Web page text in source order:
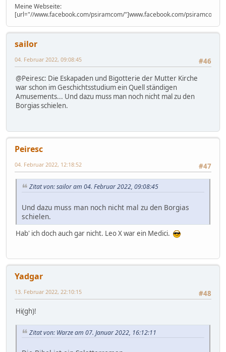
Meine Webseite:
[url="//www.facebook.com/psiramcom/"]www.facebook.com/psiramcom/[/
sailor
#46
04. Februar 2022, 09:08:45
@Peiresc: Die Eskapaden und Bigotterie der Mutter Kirche
war schon im Geschichtsstudium ein Quell ständigen
Amusements... Und dazu muss man noch nicht mal zu den
Borgias schielen.
Peiresc
#47
04. Februar 2022, 12:18:52
Zitat von: sailor am 04. Februar 2022, 09:08:45
Und dazu muss man noch nicht mal zu den Borgias
schielen.
Hab' ich doch auch gar nicht. Leo X war ein Medici.
Yadgar
#48
13. Februar 2022, 22:10:15
Hi(gh)!
Zitat von: Warze am 07. Januar 2022, 16:12:11